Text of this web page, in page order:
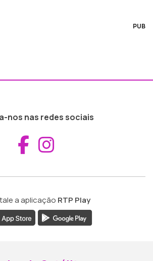
PUB
nos nas redes sociais
Aceder ao
a aplicação RTP Play